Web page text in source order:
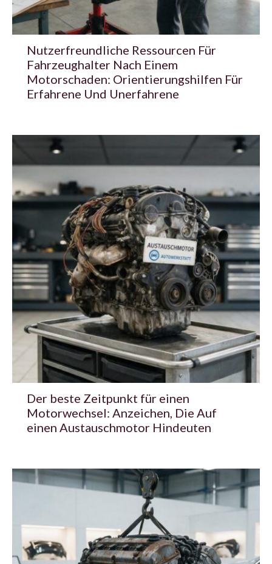
Nutzerfreundliche Ressourcen Für
Fahrzeughalter Nach Einem
Motorschaden: Orientierungshilfen Für
Erfahrene Und Unerfahrene
Der beste Zeitpunkt für einen
Motorwechsel: Anzeichen, Die Auf
einen Austauschmotor Hindeuten